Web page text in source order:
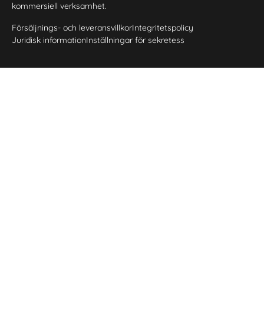
kommersiell verksamhet.
Försäljnings- och leveransvillkorIntegritetspolicy
Juridisk informationInställningar för sekretess